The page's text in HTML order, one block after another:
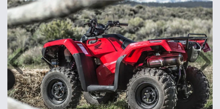
Anterior